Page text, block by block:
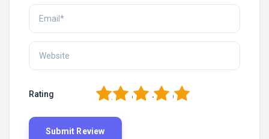
Rating 5
4
3
2